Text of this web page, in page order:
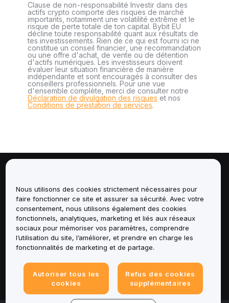
Clause de non-responsabilité Investir dans des
actifs crypto comporte des risques de marché
importants, notamment une volatilité extrême et le
risque de perte totale de ton capital. Bybit EU
décline toute responsabilité quant aux résultats de
tes investissements. Rien de ce qui est fourni ici ne
constitue un conseil financier, une recommandation
ou une offre d'achat, de vente ou de détention
d'actifs numériques. Les investisseurs doivent
évaluer leur situation financière de manière
indépendante et sont encouragés à consulter des
conseillers professionnels. Pour une vue
d'ensemble complète, merci de consulter notre
Déclaration de divulgation des risques et nos
Conditions de prestation de services.
Services
Assistance
Produits
Mentions légales
Nous utilisons des cookies strictement nécessaires pour
faire fonctionner ce site et assurer sa sécurité. Avec votre
consentement, nous utilisons également des cookies
fonctionnels, analytiques, marketing et liés aux réseaux
sociaux pour mémoriser vos paramètres, comprendre
l’utilisation du site, l’améliorer, et prendre en charge les
fonctionnalités de marketing et de partage.
Autoriser tous les
cookies
Refus des cookies
supplémentaires